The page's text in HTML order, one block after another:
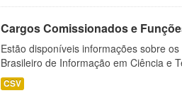
Cargos Comissionados e
Estão disponíveis informações sobre
Brasileiro de Informação em Ciência e
CSV